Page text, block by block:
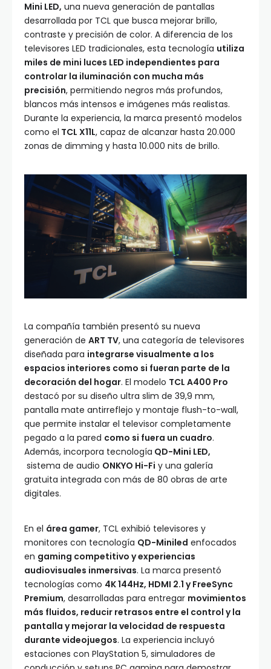
Mini LED, una nueva generación de pantallas
desarrollada por TCL que busca mejorar brillo,
contraste y precisión de color. A diferencia de los
televisores LED tradicionales, esta tecnología utiliza
miles de mini luces LED independientes para
controlar la iluminación con mucha más
precisión, permitiendo negros más profundos,
blancos más intensos e imágenes más realistas.
Durante la experiencia, la marca presentó modelos
como el TCL X11L, capaz de alcanzar hasta 20.000
zonas de dimming y hasta 10.000 nits de brillo.
La compañía también presentó su nueva
generación de ART TV, una categoría de televisores
diseñada para integrarse visualmente a los
espacios interiores como si fueran parte de la
decoración del hogar. El modelo TCL A400 Pro
destacó por su diseño ultra slim de 39,9 mm,
pantalla mate antirreflejo y montaje flush-to-wall,
que permite instalar el televisor completamente
pegado a la pared como si fuera un cuadro.
Además, incorpora tecnología QD-Mini LED,
sistema de audio ONKYO Hi-Fi y una galería
gratuita integrada con más de 80 obras de arte
digitales.
En el área gamer, TCL exhibió televisores y
monitores con tecnología QD-Miniled enfocados
en gaming competitivo y experiencias
audiovisuales inmersivas. La marca presentó
tecnologías como 4K 144Hz, HDMI 2.1 y FreeSync
Premium, desarrolladas para entregar movimientos
más fluidos, reducir retrasos entre el control y la
pantalla y mejorar la velocidad de respuesta
durante videojuegos. La experiencia incluyó
estaciones con PlayStation 5, simuladores de